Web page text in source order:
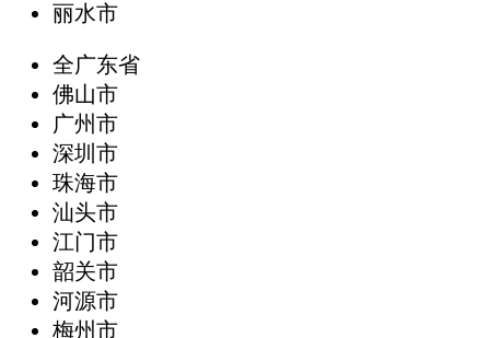
丽水市
全广东省
‌佛山市
广州市
深圳市
珠海市
汕头市
江门市
韶关市
河源市
梅州市